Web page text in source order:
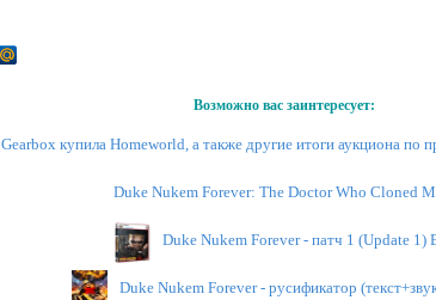
Возможно вас заинтересует:
Gearbox купила Homeworld, а также другие итоги аукциона по
Duke Nukem Forever: The Doctor Who Cloned
Duke Nukem Forever - патч 1 (Update 1)
Duke Nukem Forever - русификатор